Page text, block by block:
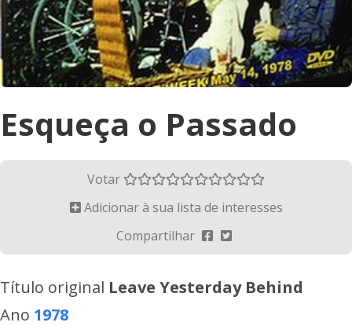
Esqueça o Passado
Votar
Adicionar à sua lista de interesses
Compartilhar
Título original Leave Yesterday Behind
Ano 1978